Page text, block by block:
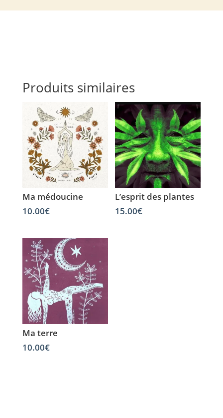
Produits similaires
Ma médoucine
10.00€
L’esprit des plantes
15.00€
Ma terre
10.00€